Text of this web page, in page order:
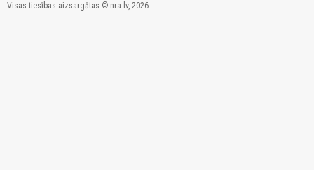
Visas tiesības aizsargātas © nra.lv, 2026